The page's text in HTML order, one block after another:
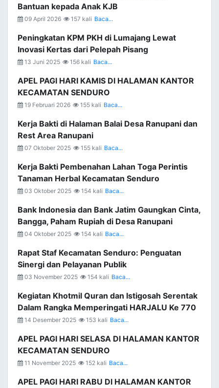
Bantuan kepada Anak KJB
09 April 2026 157 kali Baca...
Peningkatan KPM PKH di Lumajang Lewat
Inovasi Kertas dari Pelepah Pisang
13 Juni 2025 156 kali Baca...
APEL PAGI HARI KAMIS DI HALAMAN KANTOR
KECAMATAN SENDURO
19 Februari 2026 155 kali Baca...
Kerja Bakti di Halaman Balai Desa Ranupani dan
Rest Area Ranupani
07 Oktober 2025 155 kali Baca...
Kerja Bakti Pembenahan Lahan Toga Perintis
Tanaman Herbal Kecamatan Senduro
03 Oktober 2025 154 kali Baca...
Bank Indonesia dan Bank Jatim Gaungkan Cinta,
Bangga, Paham Rupiah di Desa Ranupani
04 Oktober 2025 154 kali Baca...
Rapat Staf Kecamatan Senduro: Penguatan
Sinergi dan Pelayanan Publik
03 November 2025 154 kali Baca...
Kegiatan Khotmil Quran dan Istigosah Serentak
Dalam Rangka Memperingati HARJALU Ke 770
14 Desember 2025 153 kali Baca...
APEL PAGI HARI SELASA DI HALAMAN KANTOR
KECAMATAN SENDURO
11 November 2025 152 kali Baca...
APEL PAGI HARI RABU DI HALAMAN KANTOR